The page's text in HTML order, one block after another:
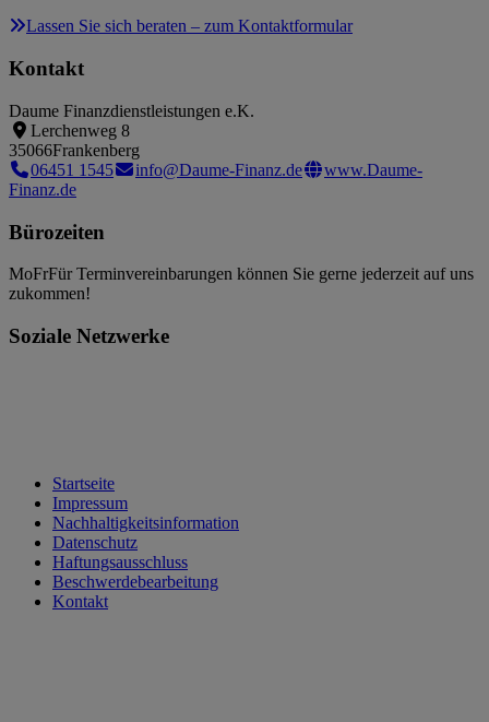
Lassen Sie sich beraten – zum Kontaktformular
Kontakt
Daume Finanzdienstleistungen e.K.
Lerchenweg 8
35066Frankenberg
06451 1545
info@Daume-Finanz.de
www.Daume-
Finanz.de
Bürozeiten
MoFrFür Terminvereinbarungen können Sie gerne jederzeit auf uns
zukommen!
Soziale Netzwerke
Startseite
Impressum
Nachhaltigkeitsinformation
Datenschutz
Haftungsausschluss
Beschwerdebearbeitung
Kontakt